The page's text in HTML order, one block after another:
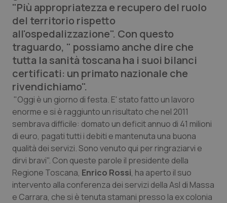
Professionisti Sanitari.AI
Abruzzo
Basilicata
Calabria
Campania
Emilia-Romagna
Friuli Venezia Giulia
Lazio
QS Pro Gold
Artrite & artrosi
Asma & BPCO
Car-T
Colesterolo & coronaropatie
Dermatite Atopica
Diabete & glucometri
QS Club Newsletter
"Più appropriatezza e recupero del ruolo
del territorio rispetto
all'ospedalizzazione". Con questo
traguardo, " possiamo anche dire che
tutta la sanità toscana ha i suoi bilanci
certificati: un primato nazionale che
rivendichiamo".
"Oggi è un giorno di festa. E' stato fatto un lavoro
enorme e si è raggiunto un risultato che nel 2011
sembrava difficile: domato un deficit annuo di 41 milioni
di euro, pagati tutti i debiti e mantenuta una buona
qualità dei servizi. Sono venuto qui per ringraziarvi e
dirvi bravi". Con queste parole il presidente della
Regione Toscana, Enrico Rossi, ha aperto il suo
intervento alla conferenza dei servizi della Asl di Massa
e Carrara, che si è tenuta stamani presso la ex colonia